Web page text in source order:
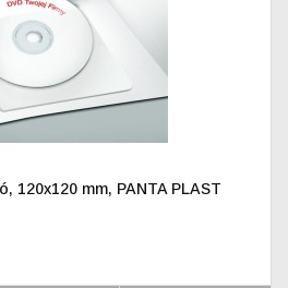
120x120 mm, PANTA PLAST